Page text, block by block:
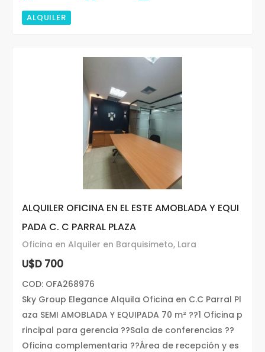
ALQUILER
ALQUILER OFICINA EN EL ESTE AMOBLADA Y EQUI
PADA C. C PARRAL PLAZA
Oficina en Alquiler en Barquisimeto, Lara
U$D 700
COD: OFA268976
Sky Group Elegance Alquila Oficina en C.C Parral Pl
aza SEMI AMOBLADA Y EQUIPADA 70 m² ??1 Oficina p
rincipal para gerencia ??Sala de conferencias ??
Oficina complementaria ??Área de recepción y es